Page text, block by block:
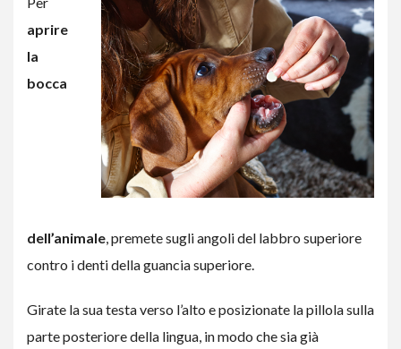
aprire
la
bocca
dell’animale , premete sugli angoli del labbro superiore
contro i denti della guancia superiore.
Girate la sua testa verso l’alto e posizionate la pillola sulla
parte posteriore della lingua, in modo che sia già